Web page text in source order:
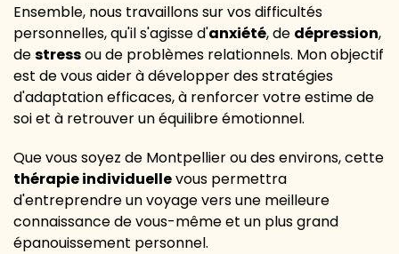
Ensemble, nous travaillons sur vos difficultés
personnelles, qu'il s'agisse d'anxiété, de dépression,
destressou de problèmes relationnels. Mon objectif
est de vous aider à développer des stratégies
d'adaptation efficaces, à renforcer votre estime de
soi et à retrouver un équilibre émotionnel.
Que vous soyez de Montpellier ou des environs, cette
thérapie individuellevous permettra
d'entreprendre un voyage vers une meilleure
connaissance de vous-même et un plus grand
épanouissement personnel.